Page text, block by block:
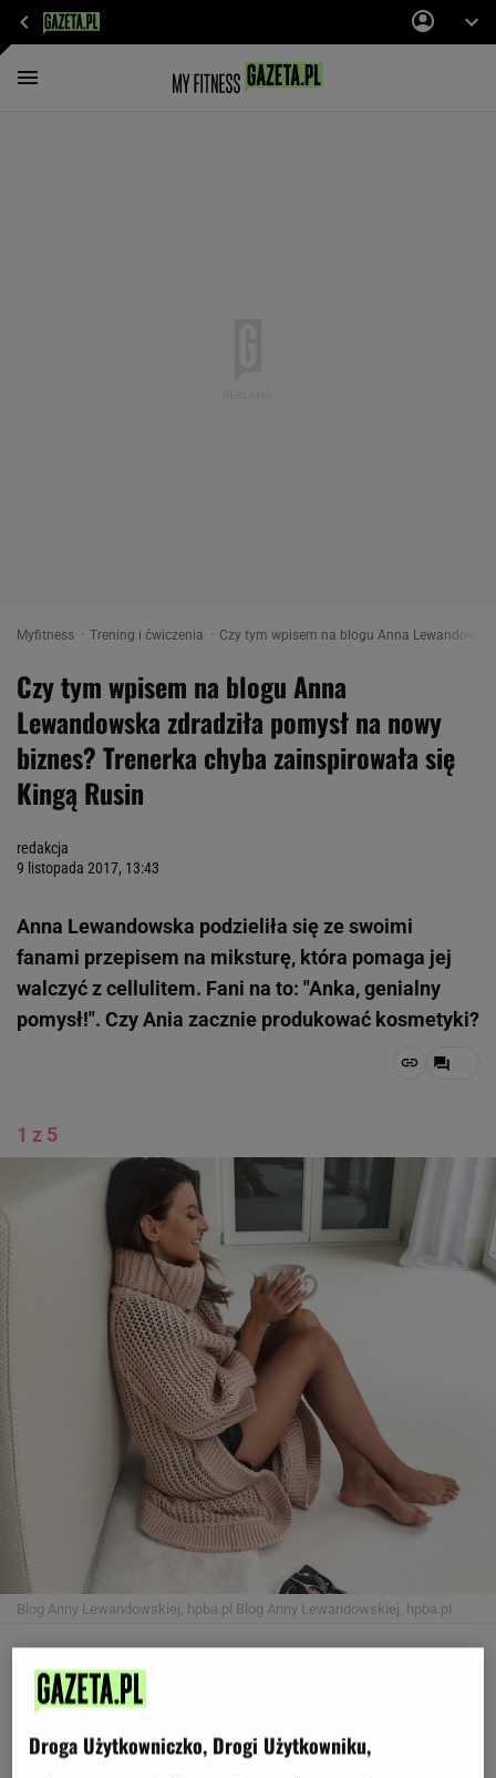
Myfitness Trening i ćwiczenia Czy tym wpisem na blogu Anna
Czy tym wpisem na blogu Anna
Lewandowska zdradziła pomysł na nowy
biznes? Trenerka chyba zainspirowała się
Kingą Rusin
redakcja
9 listopada 2017, 13:43
Anna Lewandowska podzieliła się ze swoimi
fanami przepisem na miksturę, która pomaga jej
walczyć z cellulitem. Fani na to: "Anka, genialny
pomysł!". Czy Ania zacznie produkować kosmetyki?
1 z 5
Blog Anny Lewandowskiej, hpba.pl Blog Anny Lewandowskiej, hpba.pl
zdradziła pomysł na nowy biznes? Trenerka
chyba zainspirowała się Kingą Rusin
"Obiecywali polską, złotą jesień, a za oknem coraz
Droga Użytkowniczko, Drogi Użytkowniku,